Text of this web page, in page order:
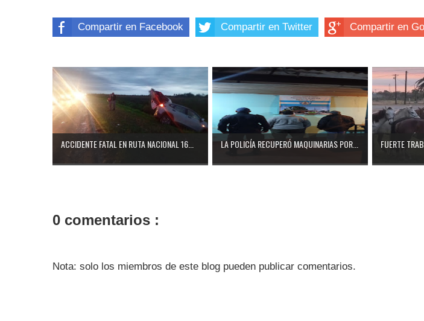
Compartir en Facebook Compartir en Twitter Compartir en
ACCIDENTE FATAL EN RUTA NACIONAL 16... LA POLICÍA RECUPERÓ MAQUINARIAS POR... FUERTE
0 comentarios :
Nota: solo los miembros de este blog pueden publicar comentarios.